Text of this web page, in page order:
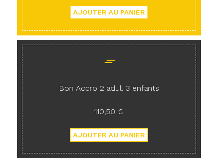
Bon Accro 2 adul. 3 enfants
110,50 €